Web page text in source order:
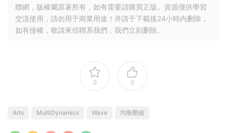
聯網，版權屬原著所有，如有需要請購買正版。資源僅供學習
交流使用，請勿用于商業用途！并請于下載後24小時内删除，
如有侵權，敬請來信聯系我們，我們立刻删除。
0 0
Arts MultiDynamics Wave 均衡壓縮